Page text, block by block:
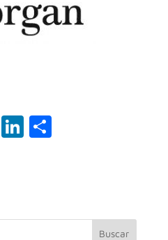
Li
dI
C
ar
Buscar